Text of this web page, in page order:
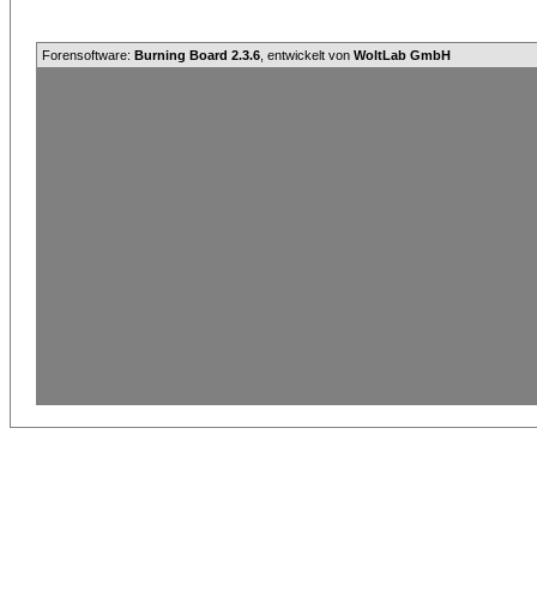
Forensoftware: Burning Board 2.3.6 , entwickelt von WoltLab GmbH